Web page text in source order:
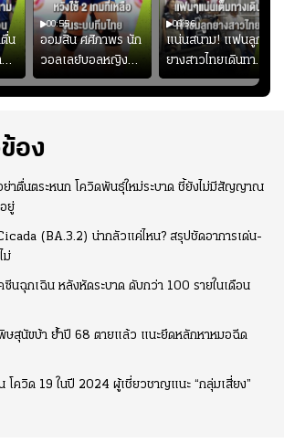
น
ล
อน
00:55
ออมสิน ศศิภาพร นัก
วอลเลย์บอลหญิงทีม
ชาติไทย หวังใช้ 2
เกมที่เหลือ ปรับจู
แชมป์เอเชีย
00:36
แน่นสนาม! แฟนลูก
ยางสาวไทยเดินทาง
เข้ามาเชียร์สาวไทย
อย่างคึกคัก เพื่อให้
อง
าตื่นตระหนก โควิดพันธุ์ใหม่ระบาด ชี้ยังไม่มีสัญญาณ
ยู่
(BA.3.2) น่ากลัวแค่ไหน? สรุปชัดอาการเด่น-
ม่
ซีนฉุกเฉิน หลังหัดระบาด ดับกว่า 100 รายในเดือน
สุนัขบ้า ย้ำปี 68 ตายแล้ว แนะยึดหลักหาหมอฉีด
น โควิด 19 ในปี 2024 ผู้เชี่ยวชาญแนะ “กลุ่มเสี่ยง”